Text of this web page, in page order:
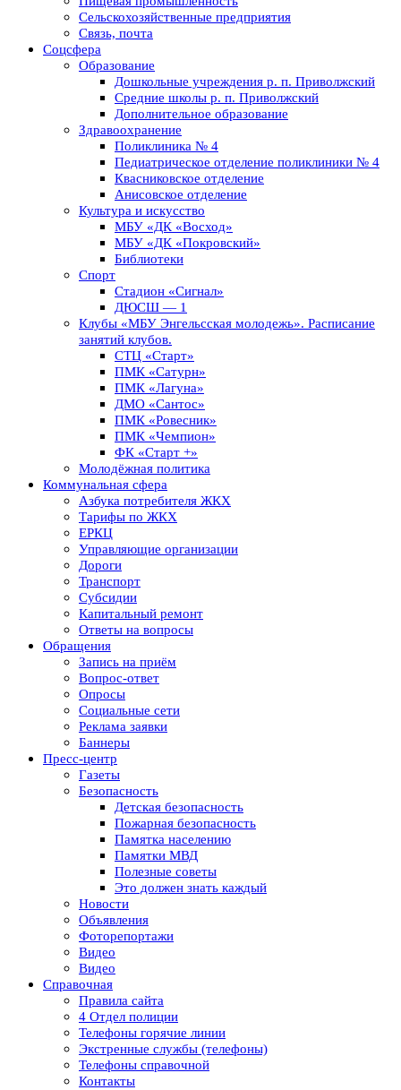
Сельскохозяйственные предприятия
Связь, почта
Соцсфера
Образование
Дошкольные учреждения р. п. Приволжский
Средние школы р. п. Приволжский
Дополнительное образование
Здравоохранение
Поликлиника № 4
Педиатрическое отделение поликлиники № 4
Квасниковское отделение
Анисовское отделение
Культура и искусство
МБУ «ДК «Восход»
МБУ «ДК «Покровский»
Библиотеки
Спорт
Стадион «Сигнал»
ДЮСШ — 1
Клубы «МБУ Энгельсская молодежь». Расписание
занятий клубов.
СТЦ «Старт»
ПМК «Сатурн»
ПМК «Лагуна»
ДМО «Сантос»
ПМК «Ровесник»
ПМК «Чемпион»
ФК «Старт +»
Молодёжная политика
Коммунальная сфера
Азбука потребителя ЖКХ
Тарифы по ЖКХ
ЕРКЦ
Управляющие организации
Дороги
Транспорт
Субсидии
Капитальный ремонт
Ответы на вопросы
Обращения
Запись на приём
Вопрос-ответ
Опросы
Социальные сети
Реклама заявки
Баннеры
Пресс-центр
Газеты
Безопасность
Детская безопасность
Пожарная безопасность
Памятка населению
Памятки МВД
Полезные советы
Это должен знать каждый
Новости
Объявления
Фоторепортажи
Видео
Видео
Справочная
Правила сайта
4 Отдел полиции
Телефоны горячие линии
Экстренные службы (телефоны)
Телефоны справочной
Контакты